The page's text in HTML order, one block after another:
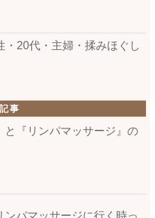
・20代・主婦・揉みほぐし
事
と『リンパマッサージ』の
ンパマッサージに行く時っ